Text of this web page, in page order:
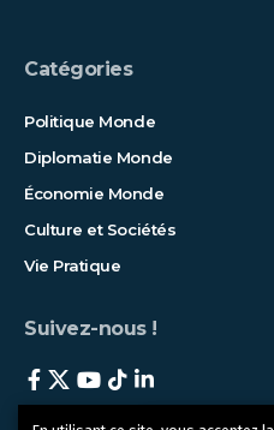
Catégories
Politique Monde
Diplomatie Monde
Économie Monde
Culture et Sociétés
Vie Pratique
Suivez-nous !